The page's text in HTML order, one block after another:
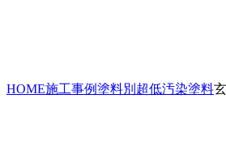
HOME施工事例塗料別 超低汚染塗料